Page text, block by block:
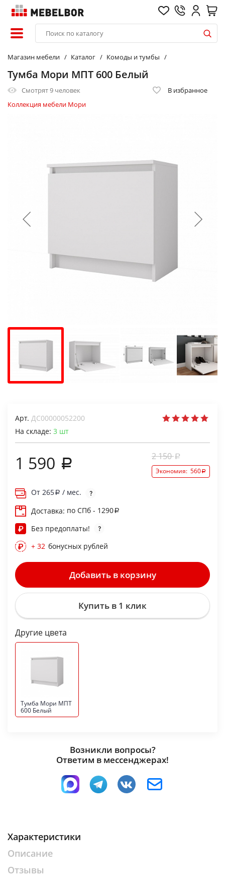
Магазин мебели Каталог Комоды и тумбы
Тумба Мори МПТ 600 Белый
Смотрят9 человек
В избранное
Коллекция мебели Мори
Арт. ДС00000052200
На складе: 3 шт
1 590 2 150
Экономия: 560
От 265
/ мес.
Доставка: по СПб - 1290
Без предоплаты!
+ 32 бонусных рублей
Добавить в корзину
Купить в 1 клик
Другие цвета
Тумба Мори МПТ
600 Белый
Возникли вопросы?
Ответим в мессенджерах!
Характеристики
Описание
Отзывы